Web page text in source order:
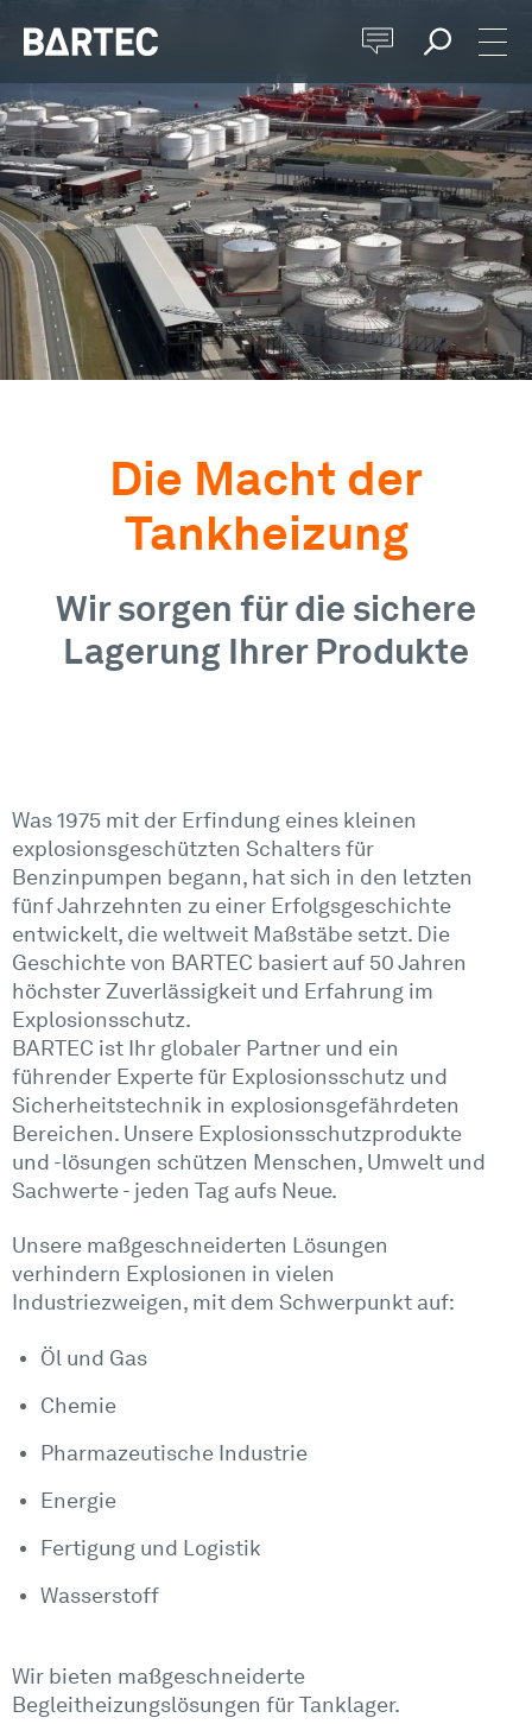
Die Macht der
Tankheizung
Wir sorgen für die sichere
Lagerung Ihrer Produkte
Was 1975 mit der Erfindung eines kleinen
explosionsgeschützten Schalters für
Benzinpumpen begann, hat sich in den letzten
fünf Jahrzehnten zu einer Erfolgsgeschichte
entwickelt, die weltweit Maßstäbe setzt. Die
Geschichte von BARTEC basiert auf 50 Jahren
höchster Zuverlässigkeit und Erfahrung im
Explosionsschutz.
BARTEC ist Ihr globaler Partner und ein
führender Experte für Explosionsschutz und
Sicherheitstechnik in explosionsgefährdeten
Bereichen. Unsere Explosionsschutzprodukte
und -lösungen schützen Menschen, Umwelt und
Sachwerte - jeden Tag aufs Neue.
Unsere maßgeschneiderten Lösungen
verhindern Explosionen in vielen
Industriezweigen, mit dem Schwerpunkt auf:
Öl und Gas
Chemie
Pharmazeutische Industrie
Energie
Fertigung und Logistik
Wasserstoff
Wir bieten maßgeschneiderte
Begleitheizungslösungen für Tanklager.